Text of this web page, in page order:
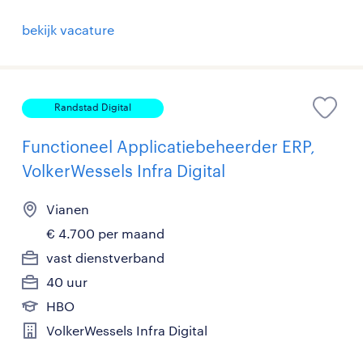
bekijk vacature
Randstad Digital
Functioneel Applicatiebeheerder ERP,
VolkerWessels Infra Digital
Vianen
€ 4.700 per maand
vast dienstverband
40 uur
HBO
VolkerWessels Infra Digital